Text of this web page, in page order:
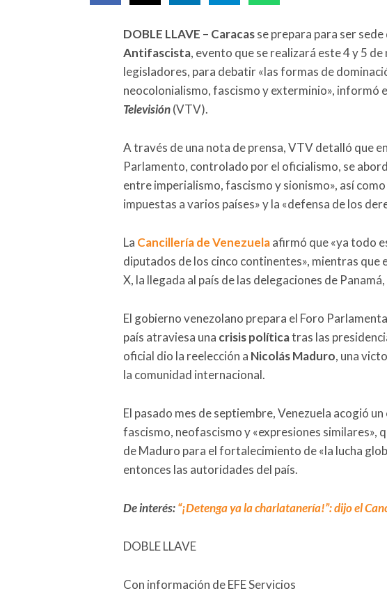
DOBLE LLAVE – Caracasse prepara para ser sede
Antifascista, evento que se realizará este 4 y 5
legisladores, para debatir «las formas de
neocolonialismo, fascismo y exterminio», informó
Televisión(VTV).
A través de una nota de prensa, VTV detalló que
Parlamento, controlado por el oficialismo, se
entre imperialismo, fascismo y sionismo», así
impuestas a varios países» y la «defensa de los
La Cancillería de Venezuelaafirmó que «ya todo
diputados de los cinco continentes», mientras
X, la llegada al país de las delegaciones de
El gobierno venezolano prepara el Foro
país atraviesa una crisis políticatras las
oficial dio la reelección a Nicolás Maduro, una
la comunidad internacional.
El pasado mes de septiembre, Venezuela acogió
fascismo, neofascismo y «expresiones similares»,
de Maduro para el fortalecimiento de «la lucha
entonces las autoridades del país.
De interés:“¡Detenga ya la charlatanería!”: dijo el
DOBLE LLAVE
Con información de EFE Servicios